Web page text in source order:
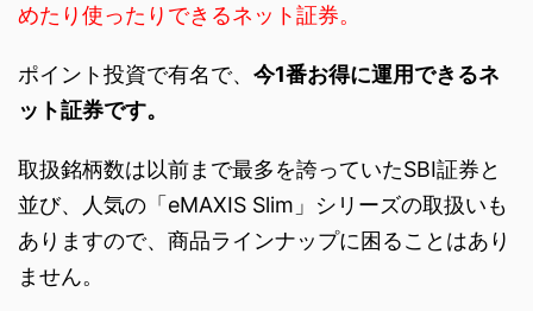
めたり使ったりできるネット証券。
ポイント投資で有名で、 今1番お得に運用できるネ
ット証券です。
取扱銘柄数は以前まで最多を誇っていたSBI証券と
並び、人気の「eMAXIS Slim」シリーズの取扱いも
ありますので、商品ラインナップに困ることはあり
ません。